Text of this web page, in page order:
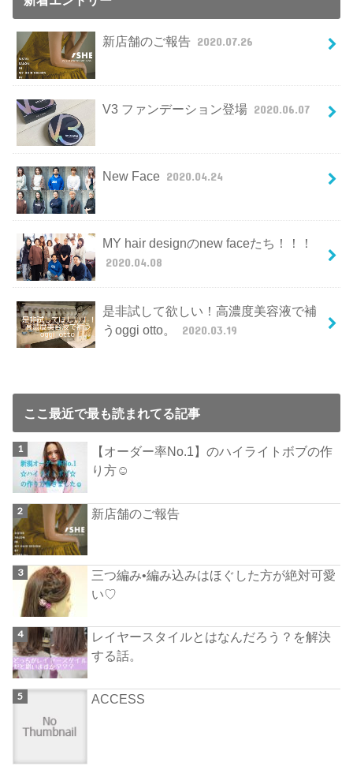
新店舗のご報告 2020.07.26
V3 ファンデーション登場 2020.06.07
New Face 2020.04.24
MY hair designのnew faceたち！！！
2020.04.08
是非試して欲しい！高濃度美容液で補
うoggi otto。
2020.03.19
ここ最近で最も読まれてる記事
【オーダー率No.1】のハイライトボブの作
り方☺︎
新店舗のご報告
三つ編み•編み込みはほぐした方が絶対可愛
い♡
レイヤースタイルとはなんだろう？を解決
する話。
ACCESS